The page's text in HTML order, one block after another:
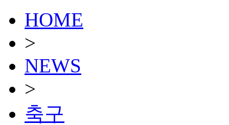
HOME
>
NEWS
>
축구